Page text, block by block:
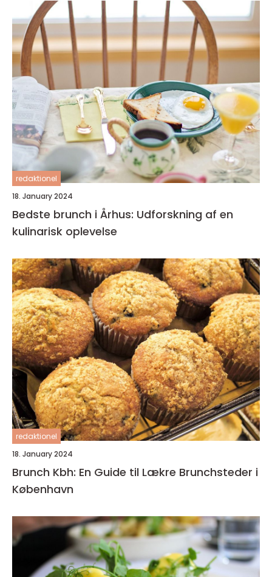
redaktionel
18. January 2024
Bedste brunch i Århus: Udforskning af en
kulinarisk oplevelse
redaktionel
18. January 2024
Brunch Kbh: En Guide til Lækre Brunchsteder i
København